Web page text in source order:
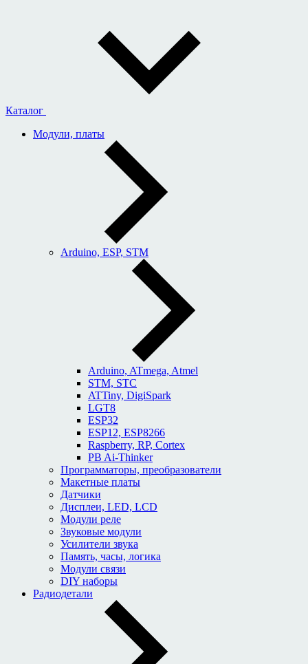
Каталог
Модули, платы
Arduino, ESP, STM
Arduino, ATmega, Atmel
STM, STC
ATTiny, DigiSpark
LGT8
ESP32
ESP12, ESP8266
Raspberry, RP, Cortex
PB Ai-Thinker
Программаторы, преобразователи
Макетные платы
Датчики
Дисплеи, LED, LCD
Модули реле
Звуковые модули
Усилители звука
Память, часы, логика
Модули связи
DIY наборы
Радиодетали